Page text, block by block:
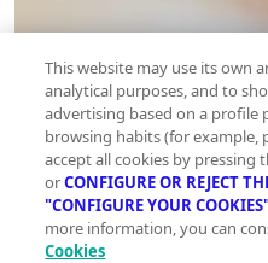
This website may use its own
analytical purposes, and to
advertising based on a profile
browsing habits (for example,
accept all cookies by pressing
orCONFIGURE OR REJECT
"CONFIGURE YOUR
more information, you can
Cookies